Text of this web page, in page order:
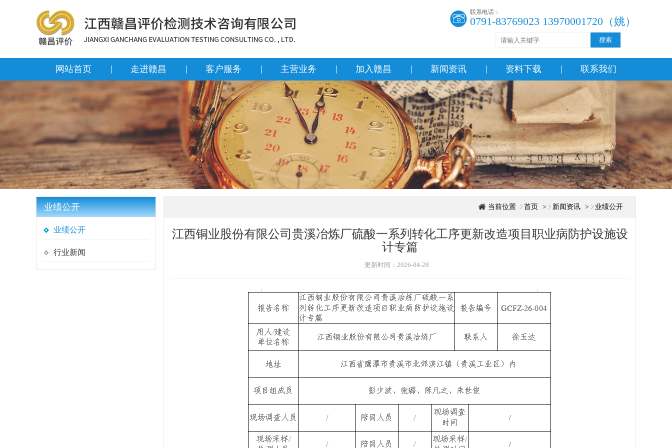
联系电话：
0791-83769023 13970001720（姚）
搜索
网站首页 走进赣昌 客户服务 主营业务 加入赣昌 新闻资讯 资料下载 联系我们
业绩公开
业绩公开
行业新闻
当前位置 首页 > 新闻资讯 > 业绩公开
江西铜业股份有限公司贵溪冶炼厂硫酸一系列转化工序更新改造项目职业病防护设施设
计专篇
更新时间：2026-04-28